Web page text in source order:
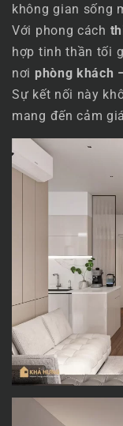
không gian sống
Với phong cách
hợp tinh thần tối
nơi phòng khách
Sự kết nối này
mang đến cảm